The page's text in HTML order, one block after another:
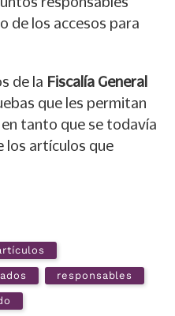
de los accesos para
de la Fiscalía General
que les permitan
tanto que se todavía
los artículos que
responsables